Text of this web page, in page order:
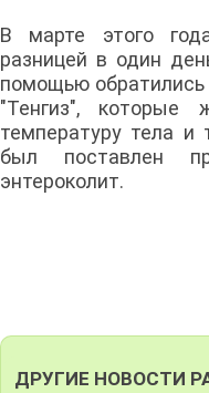
В марте этого
разницей в один
помощью обратились
"Тенгиз", которые
температуру тела
был поставлен
энтероколит.
ДРУГИЕ НОВОСТИ